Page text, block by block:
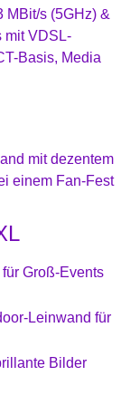
MBit/s (5GHz) &
mit VDSL-
Basis, Media
Groß-Events
Leinwand für
Bilder